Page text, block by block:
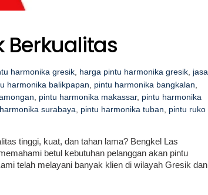
Berkualitas
harmonika gresik harga pintu harmonika gresik jasa
harmonika balikpapan pintu harmonika bangkalan
pintu harmonika makassar, pintu harmonika
surabaya pintu harmonika tuban
pintu ruko
tinggi, kuat, dan tahan lama? Bengkel Las
betul kebutuhan pelanggan akan pintu
telah melayani banyak klien di wilayah Gresik dan